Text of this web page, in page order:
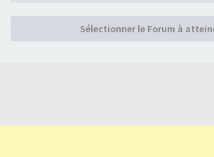
Sélectionner le Forum à